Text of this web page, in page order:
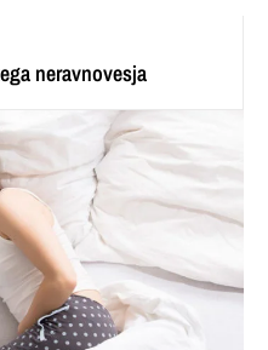
neravnovesja